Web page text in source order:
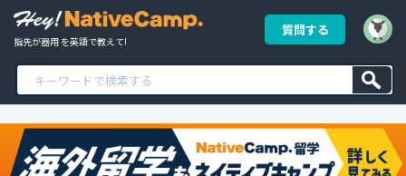
指先が器用 を英語で教えて!
質問する